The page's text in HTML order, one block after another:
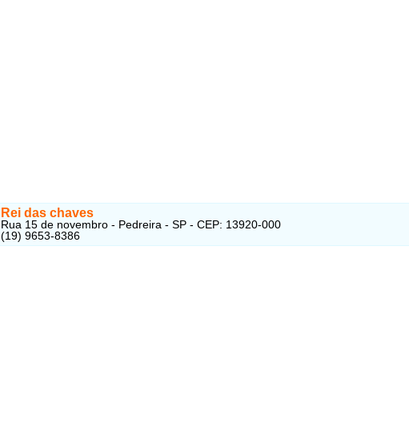
Rei das chaves
Rua 15 de novembro - Pedreira - SP - CEP: 13920-000
(19) 9653-8386